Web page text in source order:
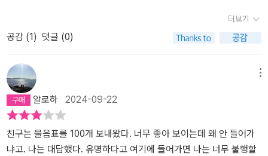
히 오랜 시간 지켜왔고, 그것이 20년간 정형의 삶을 버티도록 하는 원
동력이 되었는지도 모르겠다.​작가가 20년간 바라왔던 다른 모양의
삶은, 어쩌면 정형의 삶마저 고이 보듬고 충실하게 대면했기에 맞이
할 수 있는 또 다른 국면일지도 모르겠다. 아니, 실은 정형의 삶도 제
각각 살아가는 방식에 따라 모양이 달라질 수밖에 없다. 무정형 또한
결국 또 하나의 모양이고, 또 다시 바뀔 수 있는 법. 중요한 건 모양 자
체가 아니라, 그 모양을 만드는 데에 내가 얼마나 개입하느냐, 바로 그
것일 테다. 파리 산문집이지만, 파리는 그렇게 중요하지 않을런지도
모른다. 내가 원하는 것이 무엇이고, 살고자 하는 삶의 모양이 어떤 것
것들이 입체적이고 선명하게 작가의 렌즈를 통해 전달되어 여행의 설
렘을 가득 느낄 수 있는 책이다. 또한 퇴사 후, ‘자연인’이 된 작가가 파
리에서 만난 수많은 ‘무정형의 삶’에 대한 사색도 담았다. 자기 앞에
놓인 새로운 생의 시간에 대해 스스로 묻고 답을 찾아가는 여정이 펼
쳐진다.<인터넷 알라딘 제공>​사람들은 그곳을 ‘파리’라 불렀지만, 그
두 글자에 꾹꾹 눌러 담을 수 없는 이야기가 내겐 많았다. 일상의 때를
살살 벗겨내자, 시간의 먼지를 슬쩍 털어내자, 파리라는 꿈은 여전히
젊게 펄떡이고 있었다. 덕분에 두 달 동안 파리에서 한 권의 책으로도
압축될 리 없는 시간을 보내고 돌아왔다. 그토록 간단할 리 없다. 나의
더보기
공감 (1) 댓글 (0)
알로하 2024-09-22
친구는 물음표를 100개 보내왔다. 너무 좋아 보이는데 왜 안 들어가
냐고. 나는 대답했다. 유명하다고 여기에 들어가면 나는 너무 불행할